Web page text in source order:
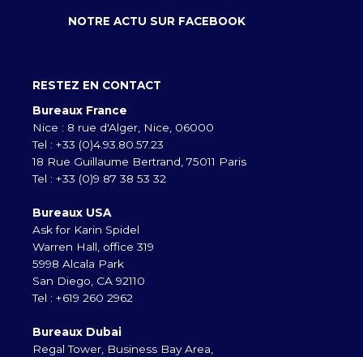
NOTRE ACTU SUR FACEBOOK
RESTEZ EN CONTACT
Bureaux France
Nice : 8 rue d'Alger, Nice, 06000
Tel : +33 (0)4.93.80.57.23
18 Rue Guillaume Bertrand, 75011 Paris
Tel : +33 (0)9 87 38 53 32
Bureaux USA
Ask for Karin Spidel
Warren Hall, office 319
5998 Alcala Park
San Diego, CA 92110
Tel : +619 260 2962
Bureaux Dubai
Regal Tower, Business Bay Area,